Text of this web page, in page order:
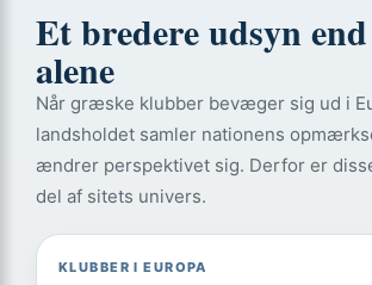
Et bredere udsyn
alene
Når græske klubber bevæger sig ud i
landsholdet samler nationens
ændrer perspektivet sig. Derfor er
del af sitets univers.
KLUBBER I EUROPA